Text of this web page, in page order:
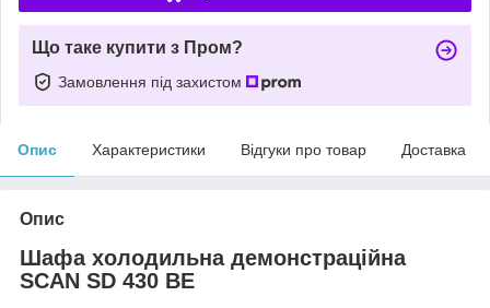
Що таке купити з Пром?
Замовлення під захистом
Опис Характеристики Відгуки про товар Доставка
Опис
Шафа холодильна демонстраційна
SCAN SD 430 BE